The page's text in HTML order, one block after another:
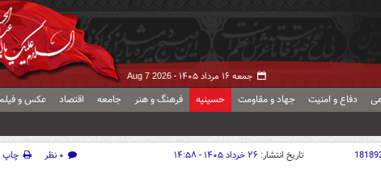
جمعه ۱۶ مرداد ۱۴۰۵ - Aug 7 2026
دفاع و امنیت جهاد و مقاومت حسینیه فرهنگ و هنر جامعه اقتصاد عکس و
تاریخ انتشار: ۲۶ خرداد ۱۴۰۵ - ۱۴:۵۸ ۰ نظر
چاپ